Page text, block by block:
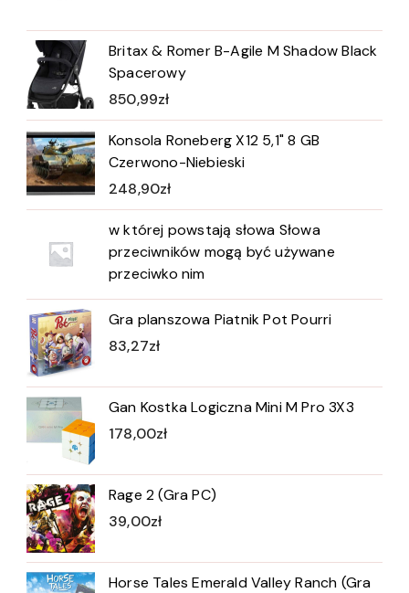
Britax & Romer B-Agile M Shadow Black
Spacerowy
850,99zł
Konsola Roneberg X12 5,1" 8 GB
Czerwono-Niebieski
248,90zł
w której powstają słowa Słowa
przeciwników mogą być używane
przeciwko nim
Gra planszowa Piatnik Pot Pourri
83,27zł
Gan Kostka Logiczna Mini M Pro 3X3
178,00zł
Rage 2 (Gra PC)
39,00zł
Horse Tales Emerald Valley Ranch (Gra